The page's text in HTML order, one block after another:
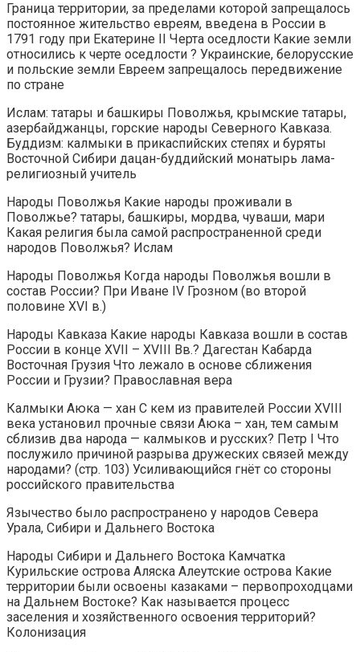
Граница территории, за пределами которой запрещалось
постоянное жительство евреям, введена в России в
1791 году при Екатерине II Черта оседлости Какие земли
относились к черте оседлости ? Украинские, белорусские
и польские земли Евреем запрещалось передвижение
по стране
Ислам: татары и башкиры Поволжья, крымские татары,
азербайджанцы, горские народы Северного Кавказа.
Буддизм: калмыки в прикаспийских степях и буряты
Восточной Сибири дацан-буддийский монатырь лама-
религиозный учитель
Народы Поволжья Какие народы проживали в
Поволжье? татары, башкиры, мордва, чуваши, мари
Какая религия была самой распространенной среди
народов Поволжья? Ислам
Народы Поволжья Когда народы Поволжья вошли в
состав России? При Иване IV Грозном (во второй
половине XVI в.)
Народы Кавказа Какие народы Кавказа вошли в состав
России в конце XVII – XVIII Вв.? Дагестан Кабарда
Восточная Грузия Что лежало в основе сближения
России и Грузии? Православная вера
Калмыки Аюка — хан С кем из правителей России XVIII
века установил прочные связи Аюка – хан, тем самым
сблизив два народа — калмыков и русских? Петр I Что
послужило причиной разрыва дружеских связей между
народами? (стр. 103) Усиливающийся гнёт со стороны
российского правительства
Язычество было распространено у народов Севера
Урала, Сибири и Дальнего Востока
Народы Сибири и Дальнего Востока Камчатка
Курильские острова Аляска Алеутские острова Какие
территории были освоены казаками – первопроходцами
на Дальнем Востоке? Как называется процесс
заселения и хозяйственного освоения территорий?
Колонизация